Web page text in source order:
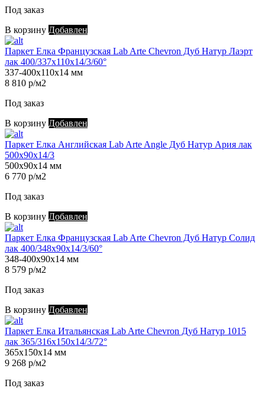
Под заказ
В корзину Добавлен
Паркет Елка Французская Lab Arte Chevron Дуб Натур Лаэрт
лак 400/337х110х14/3/60°
337-400х110х14 мм
8 810 р/м2
Под заказ
В корзину Добавлен
Паркет Елка Английская Lab Arte Angle Дуб Натур Ария лак
500х90х14/3
500х90х14 мм
6 770 р/м2
Под заказ
В корзину Добавлен
Паркет Елка Французская Lab Arte Chevron Дуб Натур Солид
лак 400/348х90х14/3/60°
348-400х90х14 мм
8 579 р/м2
Под заказ
В корзину Добавлен
Паркет Елка Итальянская Lab Arte Chevron Дуб Натур 1015
лак 365/316х150х14/3/72°
365х150х14 мм
9 268 р/м2
Под заказ